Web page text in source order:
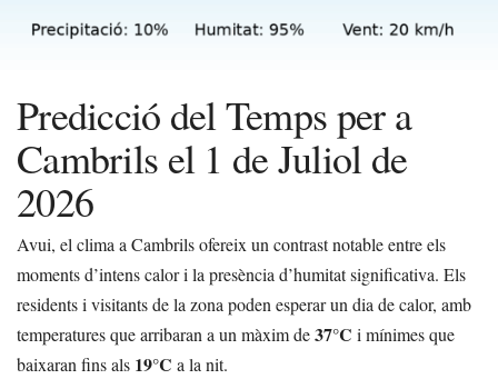
Predicció del Temps per a
Cambrils el 1 de Juliol de
2026
Avui, el clima a Cambrils ofereix un contrast notable entre els
moments d’intens calor i la presència d’humitat significativa. Els
residents i visitants de la zona poden esperar un dia de calor, amb
temperatures que arribaran a un màxim de37°C i mínimes que
baixaran fins als 19°C a la nit.